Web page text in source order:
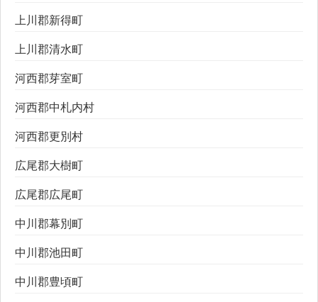
上川郡新得町
上川郡清水町
河西郡芽室町
河西郡中札内村
河西郡更別村
広尾郡大樹町
広尾郡広尾町
中川郡幕別町
中川郡池田町
中川郡豊頃町